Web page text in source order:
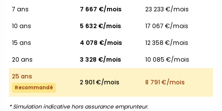
7 ans
7 667 €/mois
23 233 €/mois
10 ans
5 632 €/mois
17 067 €/mois
15 ans
4 078 €/mois
12 358 €/mois
20 ans
3 328 €/mois
10 085 €/mois
25 ans
Recommandé
2 901 €/mois 8 791 €/mois
* Simulation indicative hors assurance emprunteur.